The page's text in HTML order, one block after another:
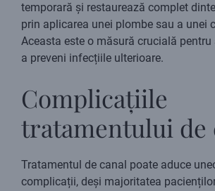
temporară și restaurează complet
prin aplicarea unei plombe sau a unei
Aceasta este o măsură crucială
a preveni infecțiile ulterioare.
Complicațiile
tratamentului de
Tratamentul de canal poate aduce
complicații, deși majoritatea